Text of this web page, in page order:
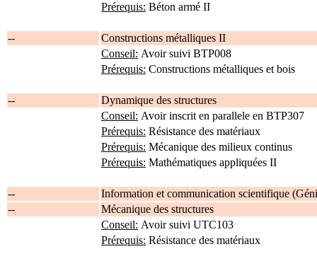
Prérequis: Béton armé II
--
Constructions métalliques II
Conseil: Avoir suivi BTP008
Prérequis: Constructions métalliques et bois
--
Dynamique des structures
Conseil: Avoir inscrit en parallele en BTP307
Prérequis: Résistance des matériaux
Prérequis: Mécanique des milieux continus
Prérequis: Mathématiques appliquées II
--
Information et communication scientifique
--
Mécanique des structures
Conseil: Avoir suivi UTC103
Prérequis: Résistance des matériaux